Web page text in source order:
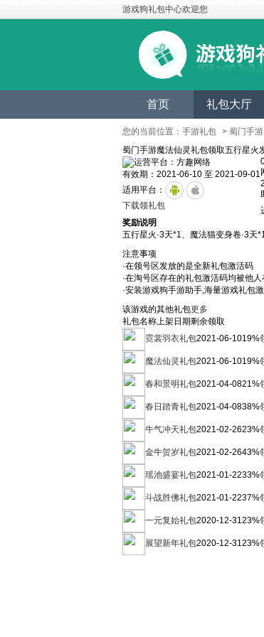
游戏狗礼包中心欢迎您
首页 礼包大厅
您的当前位置： 手游礼包 > 蜀门手
蜀门手游魔法仙灵礼包领取五行星火
运营平台：方趣网络
有效期：2021-06-10 至 2021-09-01
适用平台：
下载领礼包
奖励说明
五行星火·3天*1、魔法猫变身卷·3
注意事项
·在领号区发放的是全新礼包激活码
·在淘号区存在的礼包激活码均被他
·安装游戏狗手游助手,海量游戏礼包
该游戏的其他礼包更多
礼包名称上架日期剩余领取
霓裳羽衣礼包2021-06-1019%
魔法仙灵礼包2021-06-1019%
春和景明礼包2021-04-0821%
春日踏青礼包2021-04-0838%
牛气冲天礼包2021-02-2623%
金牛贺岁礼包2021-02-2643%
瑶池盛宴礼包2021-01-2233%
斗战胜佛礼包2021-01-2237%
一元复始礼包2020-12-3123%
展望新年礼包2020-12-3123%